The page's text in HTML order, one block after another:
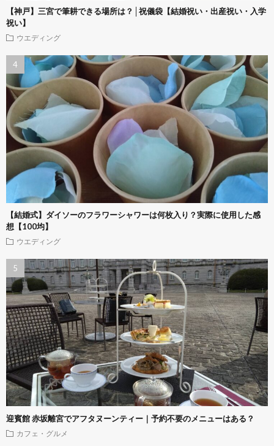
【神戸】三宮で筆耕できる場所は？│祝儀袋【結婚祝い・出産祝い・入学
祝い】
ウエディング
【結婚式】ダイソーのフラワーシャワーは何枚入り？実際に使用した感
想【100均】
ウエディング
迎賓館 赤坂離宮でアフタヌーンティー｜予約不要のメニューはある？
カフェ・グルメ